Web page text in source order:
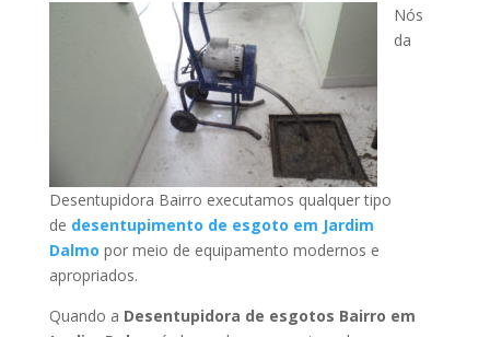
Nós
da
Desentupidora Bairro executamos qualquer tipo
de desentupimento de esgoto em Jardim
Dalmo por meio de equipamento modernos e
apropriados.
Quando a Desentupidora de esgotos Bairro em